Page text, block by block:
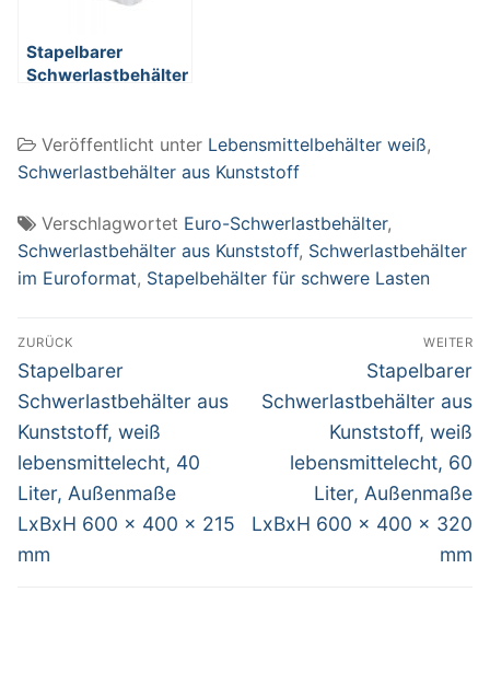
Stapelbarer
Schwerlastbehälter
lebensmittelecht,
120 Liter,
800 x 600 x 320
mm
Veröffentlicht unter Lebensmittelbehälter weiß,
Schwerlastbehälter aus Kunststoff
Verschlagwortet Euro-Schwerlastbehälter,
Schwerlastbehälter aus Kunststoff, Schwerlastbehälter
im Euroformat, Stapelbehälter für schwere Lasten
Beitragsnavigation
ZURÜCK
Vorheriger
Beitrag:
Stapelbarer
Schwerlastbehälter aus
Kunststoff, weiß
lebensmittelecht, 40
Liter, Außenmaße
LxBxH 600 x 400 x 215
mm
WEITER
Nächster
Beitrag:
Stapelbarer
Schwerlastbehälter aus
Kunststoff, weiß
lebensmittelecht, 60
Liter, Außenmaße
LxBxH 600 x 400 x 320
mm